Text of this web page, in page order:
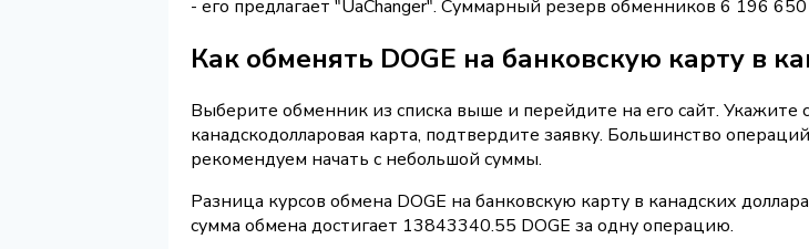
- его предлагает "UaChanger". Суммарный резерв обменников 6 196 650
Как обменять DOGE на банковскую карту в
Выберите обменник из списка выше и перейдите на его сайт. Укажите
канадскодолларовая карта, подтвердите заявку. Большинство
рекомендуем начать с небольшой суммы.
Разница курсов обмена DOGE на банковскую карту в канадских
сумма обмена достигает 13843340.55 DOGE за одну операцию.